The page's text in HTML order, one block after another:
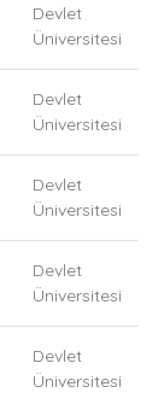
Devlet
Üniversitesi
Devlet
Üniversitesi
Devlet
Üniversitesi
Devlet
Üniversitesi
Devlet
Üniversitesi